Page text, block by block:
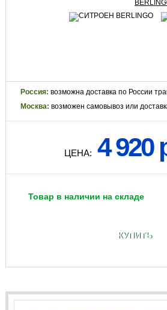
Россия: возможна доставка по России
Москва: возможен самовывоз или
ЦЕНА: 4 920
Товар в наличии на складе
КУПИТЬ